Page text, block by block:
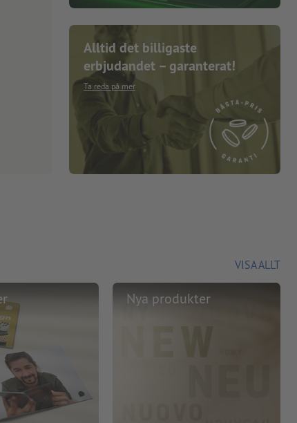
Alltid det billigaste
erbjudandet – garanterat!
Ta reda på mer
VISA ALLT
Nya produkter